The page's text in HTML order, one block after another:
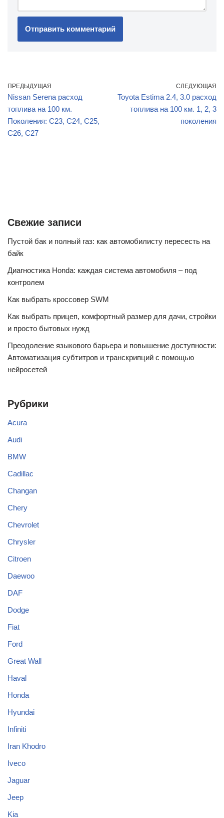
ПРЕДЫДУЩАЯ
Nissan Serena расход
топлива на 100 км.
Поколения: C23, C24, C25,
C26, C27
СЛЕДУЮЩАЯ
Toyota Estima 2.4, 3.0 расход
топлива на 100 км. 1, 2, 3
поколения
Свежие записи
Пустой бак и полный газ: как автомобилисту пересесть на
байк
Диагностика Honda: каждая система автомобиля – под
контролем
Как выбрать кроссовер SWM
Как выбрать прицеп, комфортный размер для дачи, стройки
и просто бытовых нужд
Преодоление языкового барьера и повышение доступности:
Автоматизация субтитров и транскрипций с помощью
нейросетей
Рубрики
Acura
Audi
BMW
Cadillac
Changan
Chery
Chevrolet
Chrysler
Citroen
Daewoo
DAF
Dodge
Fiat
Ford
Great Wall
Haval
Honda
Hyundai
Infiniti
Iran Khodro
Iveco
Jaguar
Jeep
Kia